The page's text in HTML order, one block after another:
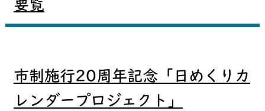
要覧
市制施行20周年記念「日めくりカ
レンダープロジェクト」